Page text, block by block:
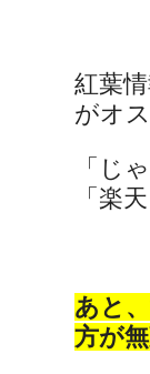
紅葉
がオ
「じ
「楽
あと
方が